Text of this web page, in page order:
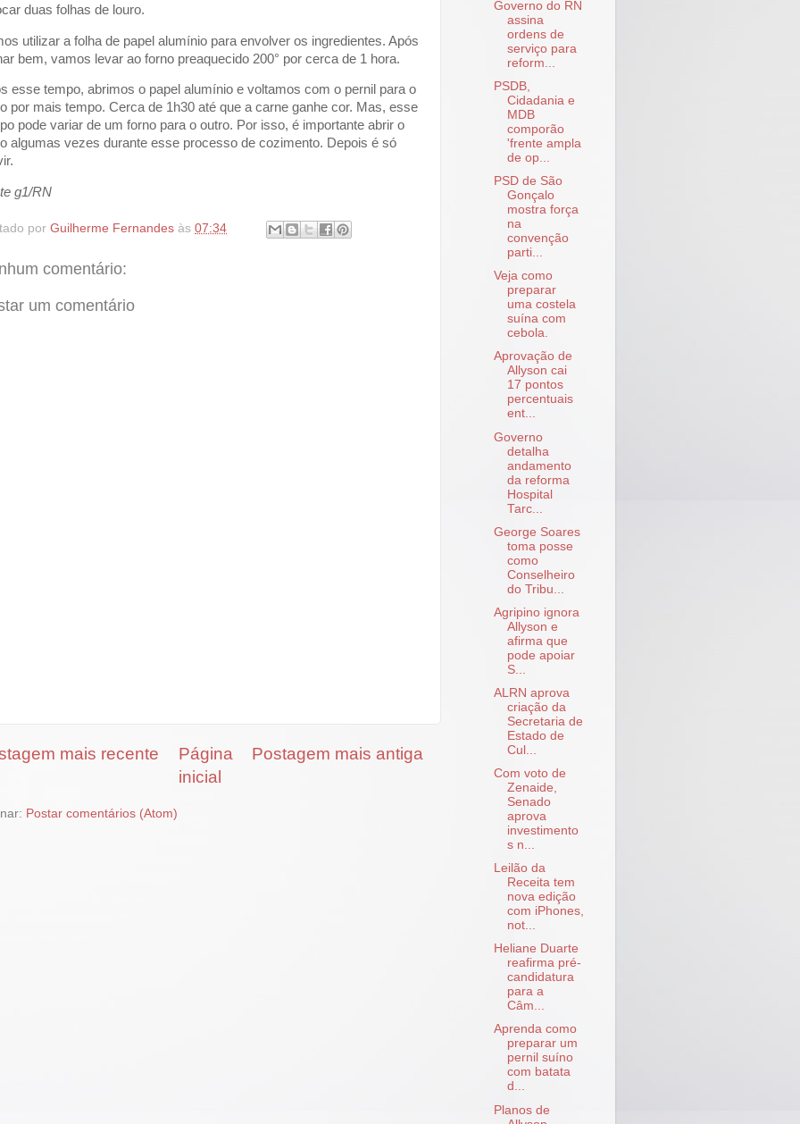
duas folhas de louro.
utilizar a folha de papel alumínio para envolver os ingredientes. Após
bem, vamos levar ao forno preaquecido 200° por cerca de 1 hora.
esse tempo, abrimos o papel alumínio e voltamos com o pernil para o
por mais tempo. Cerca de 1h30 até que a carne ganhe cor. Mas, esse
pode variar de um forno para o outro. Por isso, é importante abrir o
algumas vezes durante esse processo de cozimento. Depois é só
g1/RN
por Guilherme Fernandes às 07:34
comentário:
um comentário
mais recente Postagem mais antiga
Página
inicial
Postar comentários (Atom)
Governo do RN
assina
ordens de
serviço para
reform...
PSDB,
Cidadania e
MDB
comporão
'frente ampla
de op...
PSD de São
Gonçalo
mostra força
na
convenção
parti...
Veja como
preparar
uma costela
suína com
cebola.
Aprovação de
Allyson cai
17 pontos
percentuais
ent...
Governo
detalha
andamento
da reforma
Hospital
Tarc...
George Soares
toma posse
como
Conselheiro
do Tribu...
Agripino ignora
Allyson e
afirma que
pode apoiar
S...
ALRN aprova
criação da
Secretaria de
Estado de
Cul...
Com voto de
Zenaide,
Senado
aprova
investimento
s n...
Leilão da
Receita tem
nova edição
com iPhones,
not...
Heliane Duarte
reafirma pré-
candidatura
para a
Câm...
Aprenda como
preparar um
pernil suíno
com batata
d...
Planos de